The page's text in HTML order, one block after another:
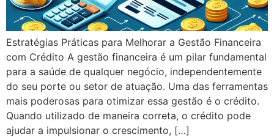
Estratégias Práticas para Melhorar a Gestão Financeira
com Crédito A gestão financeira é um pilar fundamental
para a saúde de qualquer negócio, independentemente
do seu porte ou setor de atuação. Uma das ferramentas
mais poderosas para otimizar essa gestão é o crédito.
Quando utilizado de maneira correta, o crédito pode
ajudar a impulsionar o crescimento, […]